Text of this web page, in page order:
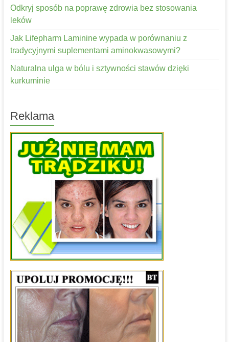
Odkryj sposób na poprawę zdrowia bez stosowania
leków
Jak Lifepharm Laminine wypada w porównaniu z
tradycyjnymi suplementami aminokwasowymi?
Naturalna ulga w bólu i sztywności stawów dzięki
kurkuminie
Reklama